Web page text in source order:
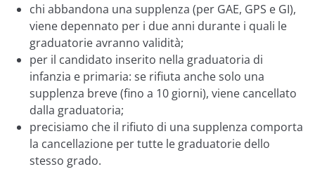
chi abbandona una supplenza (per GAE, GPS e GI),
viene depennato per i due anni durante i quali le
graduatorie avranno validità;
per il candidato inserito nella graduatoria di
infanzia e primaria: se rifiuta anche solo una
supplenza breve (fino a 10 giorni), viene cancellato
dalla graduatoria;
precisiamo che il rifiuto di una supplenza comporta
la cancellazione per tutte le graduatorie dello
stesso grado.